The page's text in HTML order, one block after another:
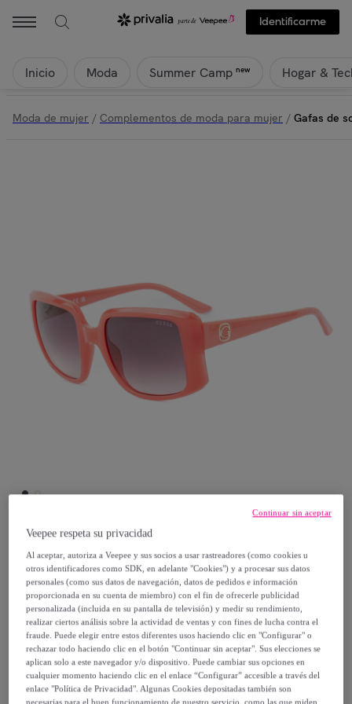
Identificarme
Inicio Moda Summer Camp new Hogar &
Moda de mujer / Complementos de moda para mujer / Gafas de
Guess
Gafas de sol Guess Mujer GU00097-5372F
Modelo: Gafas de sol Guess Mujer
GU00097-5372F
43,00 €
Veepee respeta su privacidad
Al aceptar, autoriza a Veepee y sus socios a usar rastreadores (como cookies u
otros identificadores como SDK, en adelante "Cookies") y a procesar sus datos
personales (como sus datos de navegación, datos de pedidos e información
proporcionada en su cuenta de miembro) con el fin de ofrecerle publicidad
personalizada (incluida en su pantalla de televisión) y medir su rendimiento,
realizar ciertos análisis sobre la actividad de ventas y con fines de lucha contra el
fraude. Puede elegir entre estos diferentes usos haciendo clic en "Configurar" o
rechazar todo haciendo clic en el botón "Continuar sin aceptar". Sus elecciones se
aplican solo a este navegador y/o dispositivo. Puede cambiar sus opciones en
cualquier momento haciendo clic en el enlace “Configurar” accesible a través del
enlace "Política de Privacidad". Algunas Cookies depositadas también son
necesarias para el buen funcionamiento de nuestro servicio, como las que miden
Continuar sin aceptar